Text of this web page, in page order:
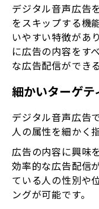
デジタル音声広告
をスキップする機
いやすい特徴があ
に広告の内容をす
な広告配信ができ
細かいターゲテ
デジタル音声広告
人の属性を細かく
広告の内容に興味
効率的な広告配信
ている人の性別や
ングが可能です。